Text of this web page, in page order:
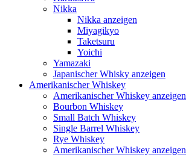
Nikka
Nikka anzeigen
Miyagikyo
Taketsuru
Yoichi
Yamazaki
Japanischer Whisky anzeigen
Amerikanischer Whiskey
Amerikanischer Whiskey anzeigen
Bourbon Whiskey
Small Batch Whiskey
Single Barrel Whiskey
Rye Whiskey
Amerikanischer Whiskey anzeigen